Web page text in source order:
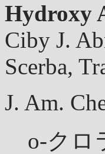
Hydroxy
Ciby J.
Scerba,
J. Am.
o-クロ